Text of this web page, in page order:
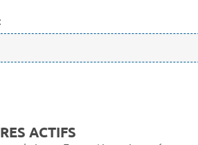
ACTIFS